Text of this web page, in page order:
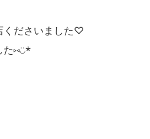
くださいました♡
た⑅◡̈*